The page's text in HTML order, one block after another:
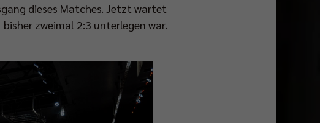
dieses Matches. Jetzt wartet
zweimal 2:3 unterlegen war.